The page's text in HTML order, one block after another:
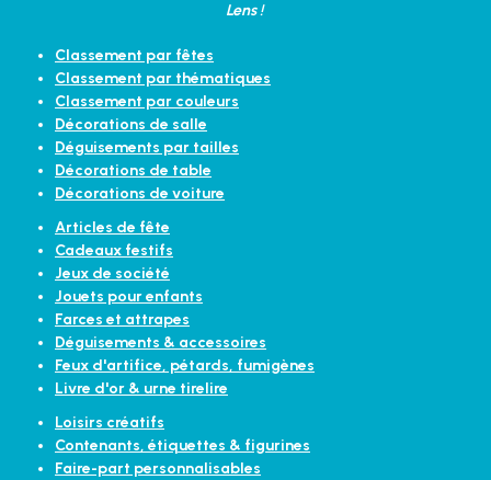
Lens !
Classement par fêtes
Classement par thématiques
Classement par couleurs
Décorations de salle
Déguisements par tailles
Décorations de table
Décorations de voiture
Articles de fête
Cadeaux festifs
Jeux de société
Jouets pour enfants
Farces et attrapes
Déguisements & accessoires
Feux d'artifice, pétards, fumigènes
Livre d'or & urne tirelire
Loisirs créatifs
Contenants, étiquettes & figurines
Faire-part personnalisables